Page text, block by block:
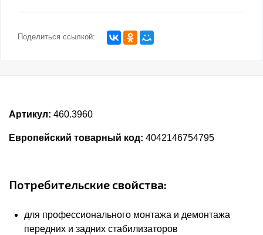
Поделиться ссылкой:
Артикул: 460.3960
Европейский товарный код: 4042146754795
Потребительские свойства:
для профессионального монтажа и демонтажа
передних и задних стабилизаторов